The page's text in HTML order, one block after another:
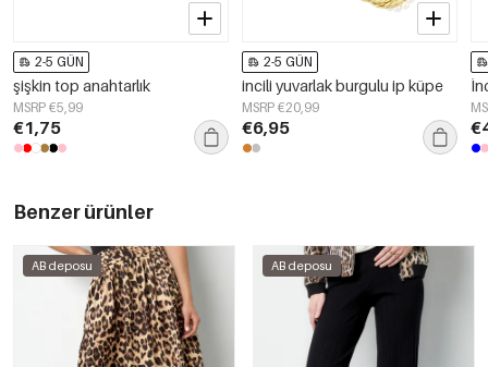
2-5 GÜN
şişkin top anahtarlık
MSRP €5,99
€1,75
2-5 GÜN
incili yuvarlak burgulu ip küpe
MSRP €20,99
€6,95
Benzer ürünler
AB deposu AB deposu